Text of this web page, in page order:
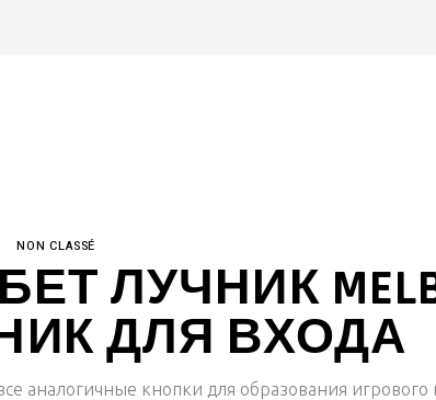
NON CLASSÉ
ЛУЧНИК
ДЛЯ ВХОДА
аналогичные кнопки для образования